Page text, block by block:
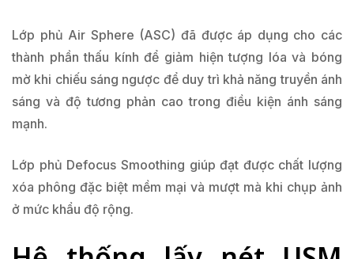
Lớp phủ Air Sphere (ASC) đã được áp dụng cho các
thành phần thấu kính để giảm hiện tượng lóa và bóng
mờ khi chiếu sáng ngược để duy trì khả năng truyền ánh
sáng và độ tương phản cao trong điều kiện ánh sáng
mạnh.
Lớp phủ Defocus Smoothing giúp đạt được chất lượng
xóa phông đặc biệt mềm mại và mượt mà khi chụp ảnh
ở mức khẩu độ rộng.